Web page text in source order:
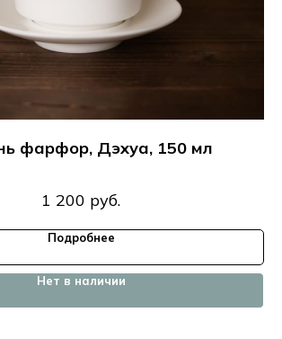
фарфор, Дэхуа, 150 мл
1 200 руб.
Подробнее
Нет в наличии